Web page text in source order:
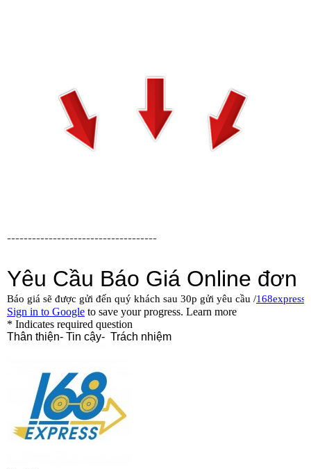
------------------------------------